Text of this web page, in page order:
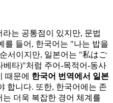
는 공통점이 있지만, 문법
를 들어, 한국어는 "나는 밥을
서이지만, 일본어는 "私はご
베타)"처럼 주어-목적어-동사
때문에 한국어 번역에서 일본
합니다. 또한, 한국어에는 존
더욱 복잡한 경어 체계를